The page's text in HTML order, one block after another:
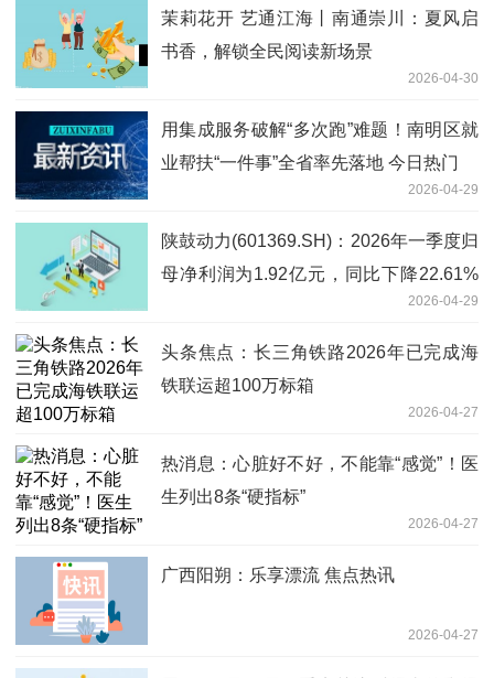
茉莉花开 艺通江海丨南通崇川：夏风启
书香，解锁全民阅读新场景
2026-04-30
用集成服务破解“多次跑”难题！南明区就
业帮扶“一件事”全省率先落地 今日热门
2026-04-29
陕鼓动力(601369.SH)：2026年一季度归
母净利润为1.92亿元，同比下降22.61%
2026-04-29
头条焦点：长三角铁路2026年已完成海
铁联运超100万标箱
2026-04-27
热消息：心脏好不好，不能靠“感觉”！医
生列出8条“硬指标”
2026-04-27
广西阳朔：乐享漂流 焦点热讯
2026-04-27